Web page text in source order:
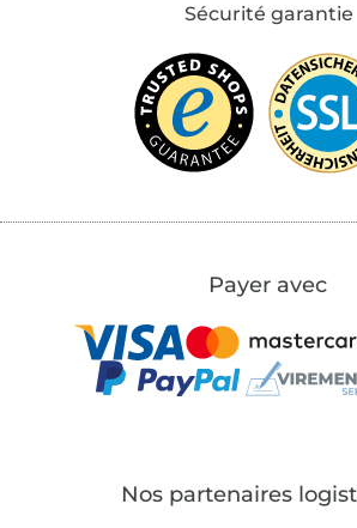
Sécurité garantie
Payer avec
Nos partenaires